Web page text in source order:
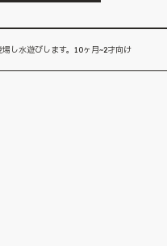
し水遊びします。10ヶ月~2才向け